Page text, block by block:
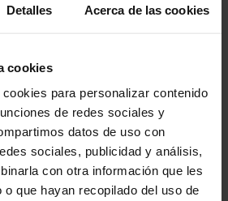
Detalles Acerca de las cookies
cookies
para personalizar contenido
de redes sociales y
datos de uso con
sociales, publicidad y análisis,
con otra información que les
o que hayan recopilado del uso de
Pokemon 5
4,99 € 3,99 €